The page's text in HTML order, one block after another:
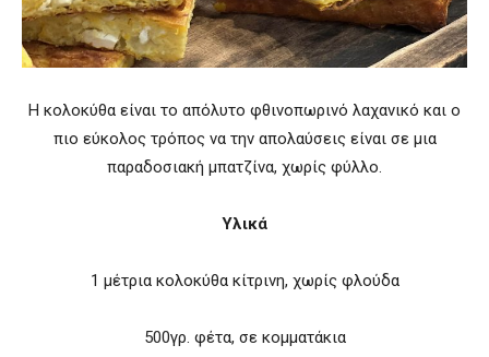
Η κολοκύθα είναι το απόλυτο φθινοπωρινό λαχανικό και ο
πιο εύκολος τρόπος να την απολαύσεις είναι σε μια
παραδοσιακή μπατζίνα, χωρίς φύλλο.
Υλικά
1 μέτρια κολοκύθα κίτρινη, χωρίς φλούδα
500γρ. φέτα, σε κομματάκια